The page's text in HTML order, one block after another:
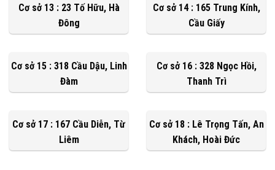
Cơ sở 13 : 23 Tố Hữu, Hà
Đông
Cơ sở 14 : 165 Trung Kính,
Cầu Giấy
Cơ sở 15 : 318 Cầu Dậu, Linh
Đàm
Cơ sở 16 : 328 Ngọc Hồi,
Thanh Trì
Cơ sở 17 : 167 Cầu Diễn, Từ
Liêm
Cơ sở 18 : Lê Trọng Tấn, An
Khách, Hoài Đức